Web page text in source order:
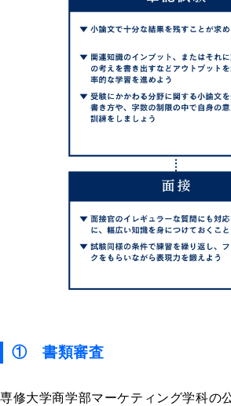
① 書類審査
専修大学商学部マーケティング学科の